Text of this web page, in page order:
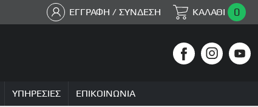
ΕΓΓΡΑΦΗ / ΣΥΝΔΕΣΗ ΚΑΛΑΘΙ 0
ΥΠΗΡΕΣΙΕΣ ΕΠΙΚΟΙΝΩΝΙΑ